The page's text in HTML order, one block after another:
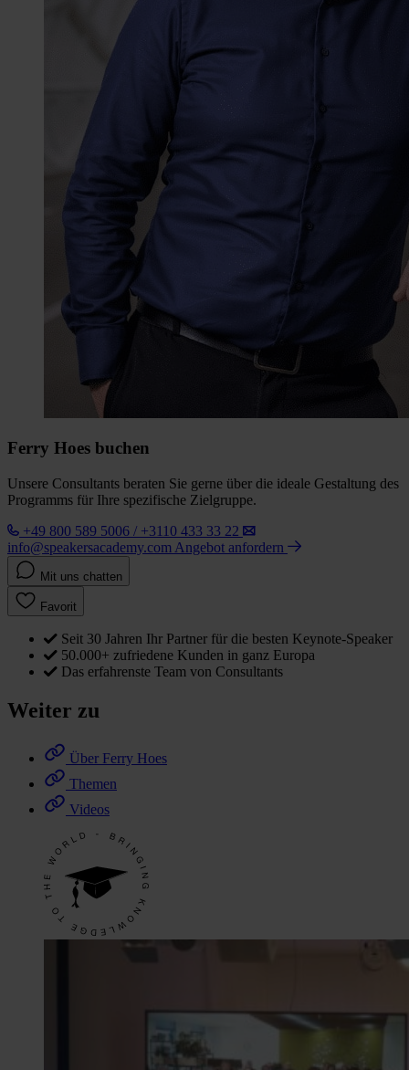
Ferry Hoes buchen
Unsere Consultants beraten Sie gerne über die ideale Gestaltung des
Programms für Ihre spezifische Zielgruppe.
+49 800 589 5006 / +3110 433 33 22
info@speakersacademy.com Angebot anfordern
Mit uns chatten
Favorit
Seit 30 Jahren Ihr Partner für die besten Keynote-Speaker
50.000+ zufriedene Kunden in ganz Europa
Das erfahrenste Team von Consultants
Weiter zu
Über Ferry Hoes
Themen
Videos